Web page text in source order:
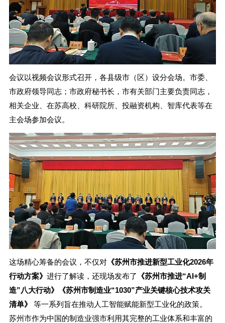
会议以视频会议形式召开，各县级市（区）设分会场。市委、
市政府领导同志；市政府秘书长，市有关部门主要负责同志，
相关企业、在苏高校、科研院所、投融资机构、智库代表等在
主会场参加会议。
这场精心筹备的会议，不仅对《苏州市推进新型工业化2026年
行动方案》 进行了解读，还现场发布了 《苏州市推进“AI+制
造”八大行动》《苏州市制造业“1030”产业关键核心技术攻关
清单》
等一系列旨在推动人工智能赋能新型工业化的政策。
苏州市作为中国的制造业强市利用其完整的工业体系和丰富的